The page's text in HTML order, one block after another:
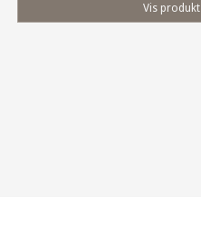
Vis produkt